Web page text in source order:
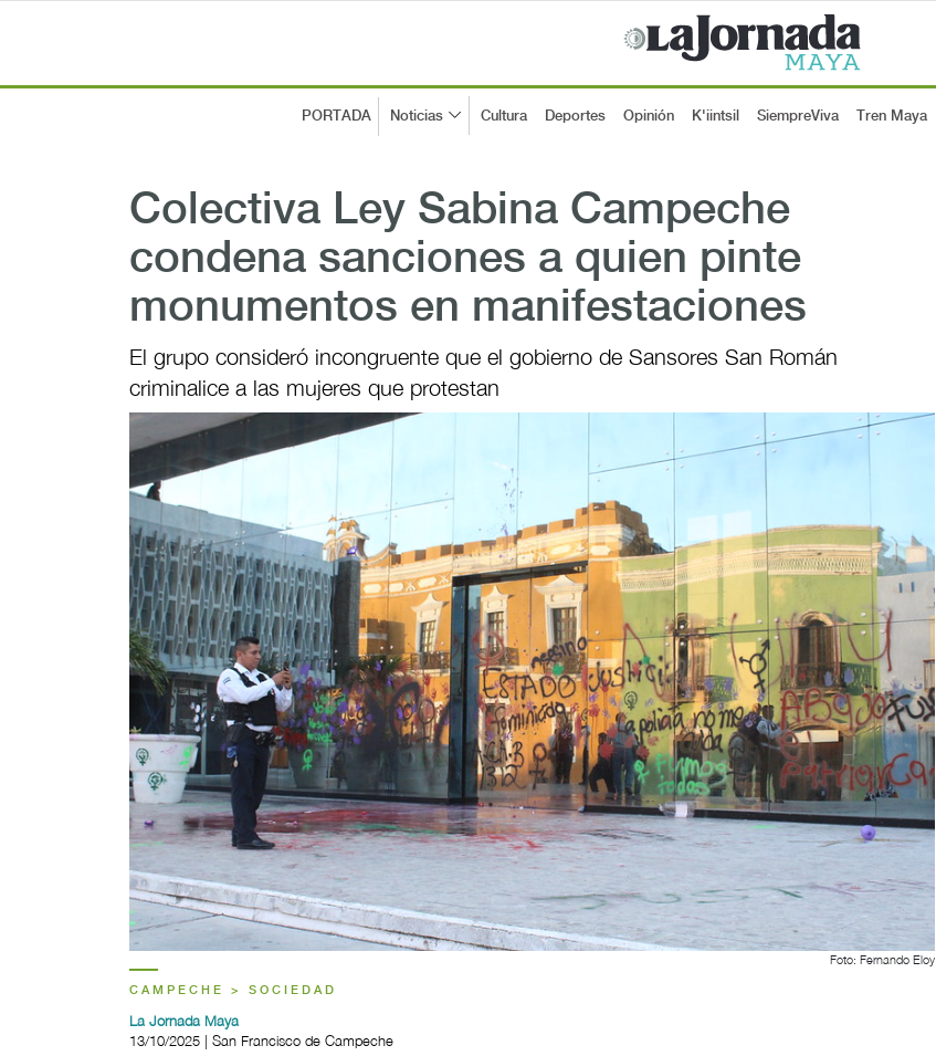
PORTADA Noticias Cultura Deportes Opinión K'iintsil SiempreViva Tren Maya
Colectiva Ley Sabina Campeche
condena sanciones a quien pinte
monumentos en manifestaciones
El grupo consideró incongruente que el gobierno de Sansores San Román
criminalice a las mujeres que protestan
Foto: Fernando Eloy
CAMPECHE > SOCIEDAD
La Jornada Maya
13/10/2025 | San Francisco de Campeche